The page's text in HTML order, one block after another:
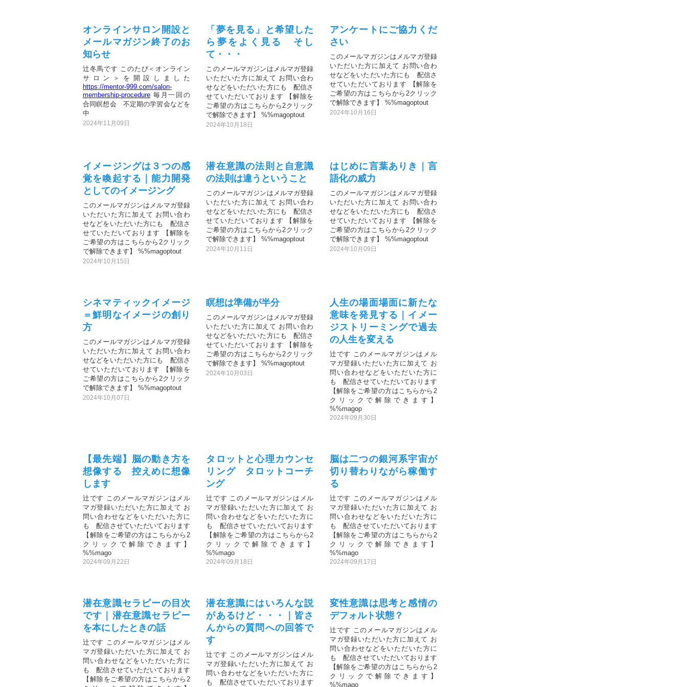
オンラインサロン開設と
メールマガジン終了のお
知らせ
辻冬馬です このたび＜オンライン
サロン＞を開設しました
https://mentor-999.com/salon-
membership-procedure 毎月一回の
合同瞑想会 不定期の学習会などを
中
2024年11月09日
「夢を見る」と希望した
ら夢をよく見る そし
て・・・
このメールマガジンはメルマガ登録
いただいた方に加えて お問い合わ
せなどをいただいた方にも 配信さ
せていただいております 【解除を
ご希望の方はこちらから2クリック
で解除できます】 %%magoptout
2024年10月18日
アンケートにご協力くだ
さい
このメールマガジンはメルマガ登録
いただいた方に加えて お問い合わ
せなどをいただいた方にも 配信さ
せていただいております 【解除を
ご希望の方はこちらから2クリック
で解除できます】 %%magoptout
2024年10月16日
イメージングは３つの感
覚を喚起する｜能力開発
としてのイメージング
このメールマガジンはメルマガ登録
いただいた方に加えて お問い合わ
せなどをいただいた方にも 配信さ
せていただいております 【解除を
ご希望の方はこちらから2クリック
で解除できます】 %%magoptout
2024年10月15日
潜在意識の法則と自意識
の法則は違うということ
このメールマガジンはメルマガ登録
いただいた方に加えて お問い合わ
せなどをいただいた方にも 配信さ
せていただいております 【解除を
ご希望の方はこちらから2クリック
で解除できます】 %%magoptout
2024年10月11日
はじめに言葉ありき｜言
語化の威力
このメールマガジンはメルマガ登録
いただいた方に加えて お問い合わ
せなどをいただいた方にも 配信さ
せていただいております 【解除を
ご希望の方はこちらから2クリック
で解除できます】 %%magoptout
2024年10月09日
シネマティックイメージ
＝鮮明なイメージの創り
方
このメールマガジンはメルマガ登録
いただいた方に加えて お問い合わ
せなどをいただいた方にも 配信さ
せていただいております 【解除を
ご希望の方はこちらから2クリック
で解除できます】 %%magoptout
2024年10月07日
瞑想は準備が半分
このメールマガジンはメルマガ登録
いただいた方に加えて お問い合わ
せなどをいただいた方にも 配信さ
せていただいております 【解除を
ご希望の方はこちらから2クリック
で解除できます】 %%magoptout
2024年10月03日
人生の場面場面に新たな
意味を発見する｜イメー
ジストリーミングで過去
の人生を変える
辻です このメールマガジンはメル
マガ登録いただいた方に加えて お
問い合わせなどをいただいた方に
も 配信させていただいております
【解除をご希望の方はこちらから2
クリックで解除できます】
%%magop
2024年09月30日
【最先端】脳の動き方を
想像する 控えめに想像
します
辻です このメールマガジンはメル
マガ登録いただいた方に加えて お
問い合わせなどをいただいた方に
も 配信させていただいております
【解除をご希望の方はこちらから2
クリックで解除できます】
%%mago
2024年09月22日
タロットと心理カウンセ
リング タロットコーチ
ング
辻です このメールマガジンはメル
マガ登録いただいた方に加えて お
問い合わせなどをいただいた方に
も 配信させていただいております
【解除をご希望の方はこちらから2
クリックで解除できます】
%%mago
2024年09月18日
脳は二つの銀河系宇宙が
切り替わりながら稼働す
る
辻です このメールマガジンはメル
マガ登録いただいた方に加えて お
問い合わせなどをいただいた方に
も 配信させていただいております
【解除をご希望の方はこちらから2
クリックで解除できます】
%%mago
2024年09月17日
潜在意識セラピーの目次
です｜潜在意識セラピー
を本にしたときの話
辻です このメールマガジンはメル
マガ登録いただいた方に加えて お
問い合わせなどをいただいた方に
も 配信させていただいております
【解除をご希望の方はこちらから2
潜在意識にはいろんな説
があるけど・・・｜皆さ
んからの質問への回答で
す
辻です このメールマガジンはメル
マガ登録いただいた方に加えて お
問い合わせなどをいただいた方に
も 配信させていただいております
変性意識は思考と感情の
デフォルト状態？
辻です このメールマガジンはメル
マガ登録いただいた方に加えて お
問い合わせなどをいただいた方に
も 配信させていただいております
【解除をご希望の方はこちらから2
クリックで解除できます】
%%mago